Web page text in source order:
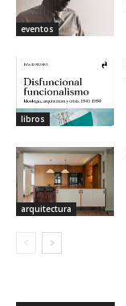
eventos
libros
arquitectura